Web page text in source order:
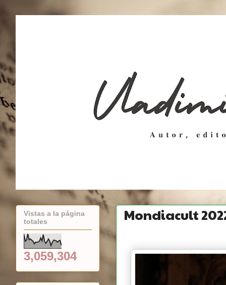
Mondiacult
Vistas a la página
totales
3,059,304